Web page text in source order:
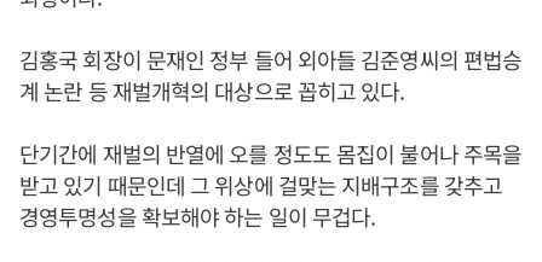
김홍국 회장이 문재인 정부 들어 외아들 김준영씨의 편법승
계 논란 등 재벌개혁의 대상으로 꼽히고 있다.
단기간에 재벌의 반열에 오를 정도도 몸집이 불어나 주목을
받고 있기 때문인데 그 위상에 걸맞는 지배구조를 갖추고
경영투명성을 확보해야 하는 일이 무겁다.